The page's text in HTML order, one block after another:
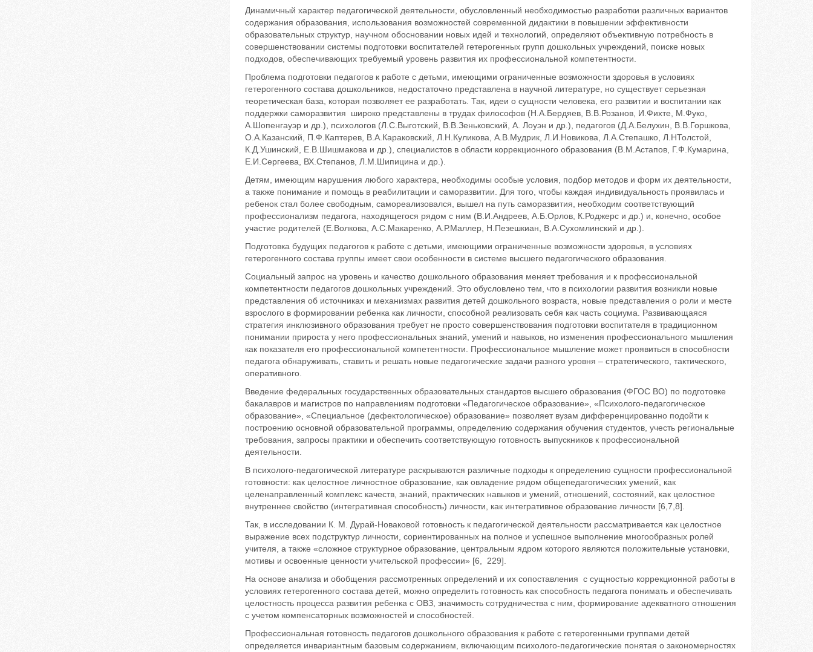
Динамичный характер педагогической деятельности, обусловленный необходимостью разработки различных вариантов
содержания образования, использования возможностей современной дидактики в повышении эффективности
образовательных структур, научном обосновании новых идей и технологий, определяют объективную потребность в
совершенствовании системы подготовки воспитателей гетерогенных групп дошкольных учреждений, поиске новых
подходов, обеспечивающих требуемый уровень развития их профессиональной компетентности.
Проблема подготовки педагогов к работе с детьми, имеющими ограниченные возможности здоровья в условиях
гетерогенного состава дошкольников, недостаточно представлена в научной литературе, но существует серьезная
теоретическая база, которая позволяет ее разработать. Так, идеи о сущности человека, его развитии и воспитании как
поддержки саморазвития широко представлены в трудах философов (Н.А.Бердяев, В.В.Розанов, И.Фихте, М.Фуко,
А.Шопенгауэр и др.), психологов (Л.С.Выготский, В.В.Зеньковский, А. Лоуэн и др.), педагогов (Д.А.Белухин, В.В.Горшкова,
О.А.Казанский, П.Ф.Каптерев, В.А.Караковский, Л.Н.Куликова, А.В.Мудрик, Л.И.Новикова, Л.А.Степашко, Л.НТолстой,
К.Д.Ушинский, Е.В.Шишмакова и др.), специалистов в области коррекционного образования (В.М.Астапов, Г.Ф.Кумарина,
Е.И.Сергеева, ВХ.Степанов, Л.М.Шипицина и др.).
Детям, имеющим нарушения любого характера, необходимы особые условия, подбор методов и форм их деятельности,
а также понимание и помощь в реабилитации и саморазвитии. Для того, чтобы каждая индивидуальность проявилась и
ребенок стал более свободным, самореализовался, вышел на путь саморазвития, необходим соответствующий
профессионализм педагога, находящегося рядом с ним (В.И.Андреев, А.Б.Орлов, К.Роджерс и др.) и, конечно, особое
участие родителей (Е.Волкова, А.С.Макаренко, А.Р.Маллер, Н.Пезешкиан, В.А.Сухомлинский и др.).
Подготовка будущих педагогов к работе с детьми, имеющими ограниченные возможности здоровья, в условиях
гетерогенного состава группы имеет свои особенности в системе высшего педагогического образования.
Социальный запрос на уровень и качество дошкольного образования меняет требования и к профессиональной
компетентности педагогов дошкольных учреждений. Это обусловлено тем, что в психологии развития возникли новые
представления об источниках и механизмах развития детей дошкольного возраста, новые представления о роли и месте
взрослого в формировании ребенка как личности, способной реализовать себя как часть социума. Развивающаяся
стратегия инклюзивного образования требует не просто совершенствования подготовки воспитателя в традиционном
понимании прироста у него профессиональных знаний, умений и навыков, но изменения профессионального мышления
как показателя его профессиональной компетентности. Профессиональное мышление может проявиться в способности
педагога обнаруживать, ставить и решать новые педагогические задачи разного уровня – стратегического, тактического,
оперативного.
Введение федеральных государственных образовательных стандартов высшего образования (ФГОС ВО) по подготовке
бакалавров и магистров по направлениям подготовки «Педагогическое образование», «Психолого-педагогическое
образование», «Специальное (дефектологическое) образование» позволяет вузам дифференцированно подойти к
построению основной образовательной программы, определению содержания обучения студентов, учесть региональные
требования, запросы практики и обеспечить соответствующую готовность выпускников к профессиональной
деятельности.
В психолого-педагогической литературе раскрываются различные подходы к определению сущности профессиональной
готовности: как целостное личностное образование, как овладение рядом общепедагогических умений, как
целенаправленный комплекс качеств, знаний, практических навыков и умений, отношений, состояний, как целостное
внутреннее свойство (интегративная способность) личности, как интегративное образование личности [6,7,8].
Так, в исследовании К. М. Дурай-Новаковой готовность к педагогической деятельности рассматривается как целостное
выражение всех подструктур личности, сориентированных на полное и успешное выполнение многообразных ролей
учителя, а также «сложное структурное образование, центральным ядром которого являются положительные установки,
мотивы и освоенные ценности учительской профессии» [6, 229].
На основе анализа и обобщения рассмотренных определений и их сопоставления с сущностью коррекционной работы в
условиях гетерогенного состава детей, можно определить готовность как способность педагога понимать и обеспечивать
целостность процесса развития ребенка с ОВЗ, значимость сотрудничества с ним, формирование адекватного отношения
с учетом компенсаторных возможностей и способностей.
Профессиональная готовность педагогов дошкольного образования к работе с гетерогенными группами детей
определяется инвариантным базовым содержанием, включающим психолого-педагогические понятая о закономерностях